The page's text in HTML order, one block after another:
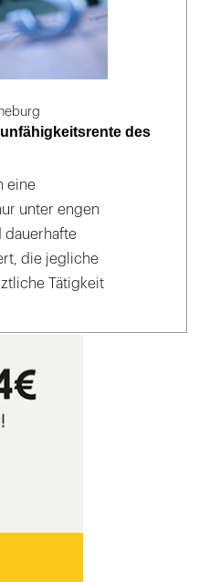
des
eine
unter engen
dauerhafte
die jegliche
Tätigkeit